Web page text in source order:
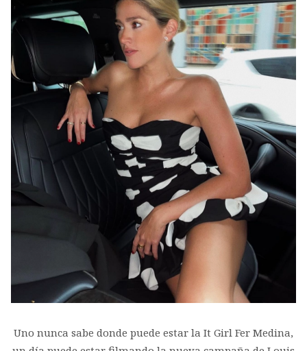
Uno nunca sabe donde puede estar la It Girl Fer Medina,